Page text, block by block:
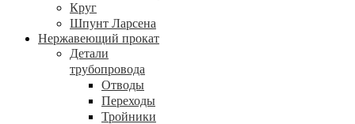
Круг
Шпунт Ларсена
Нержавеющий прокат
Детали
трубопровода
Отводы
Переходы
Тройники